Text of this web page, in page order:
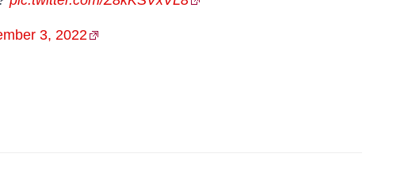
3, 2022